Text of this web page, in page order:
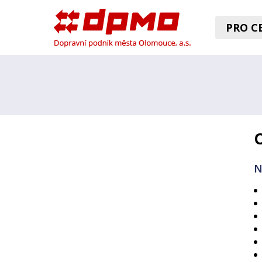
PRO